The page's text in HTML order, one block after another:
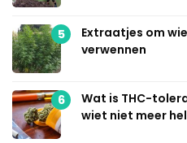
5
Extraatjes om
verwennen
6
Wat is THC-
wiet niet meer